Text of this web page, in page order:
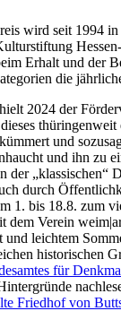
wird seit 1994
Erhalt und der
die
2024 der
und
und ihn zu
der „klassischen“
durch
1. bis 18.8. zum
dem Verein
leichtem
historischen
für
Friedhof von